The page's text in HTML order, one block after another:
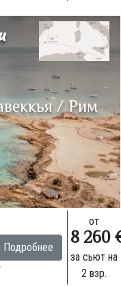
/ Рим
Подробнее
от
8 260
за сьют на
2 взр.